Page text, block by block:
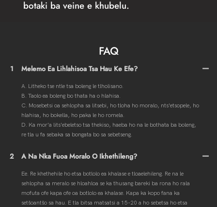
botaki ba veine e khubelu.
FAQ
1 Melemo Ea Lihlahisoa Tsa Hau Ke Efe?
A. Litheko tse ntle tsa boleng le tlholisano.
B. Taolo ea boleng bo thata ha o hlahisa.
C. Mosebetsi oa sehlopha sa litsebi, ho tloha ho moralo, nts'etsopele, ho
hlahisa, ho bokella, ho paka le ho romela.
D. Ka mor'a lits'ebeletso tsa thekiso, haeba ho na le bothata ba boleng,
re tla u fa sebaka sa bongata bo sa sebetseng.
2 A Na Nka Fuoa Moralo O Ikhethileng?
Ee. Re khethehile ho etsa botlolo ea khalase e tloaelehileng. Re na le
sehlopha sa meralo se hloahloa se ka thusang bareki ba rona ho rala
mofuta ofe kapa ofe oa botlolo ea khalase. Kapa ka kopo fana ka
setšoantšo sa hau. E tla bitsa matsatsi a 15-20 a ho sebetsa ho etsa